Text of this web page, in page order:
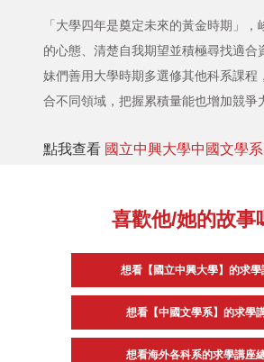
「大學四年是奠定未來的黃金時期」，
的心態、清楚自我期望並積極尋找適合
妹們善用大學時期多選修其他科系課程
合不同領域，把握累積量能也增加競爭
點我查看 國立中興大學中國文學系
喜歡他/她的故事
想看【國立中興大學】的求學
想看【中國文學系】的求學
想看海外各科系的求學講座